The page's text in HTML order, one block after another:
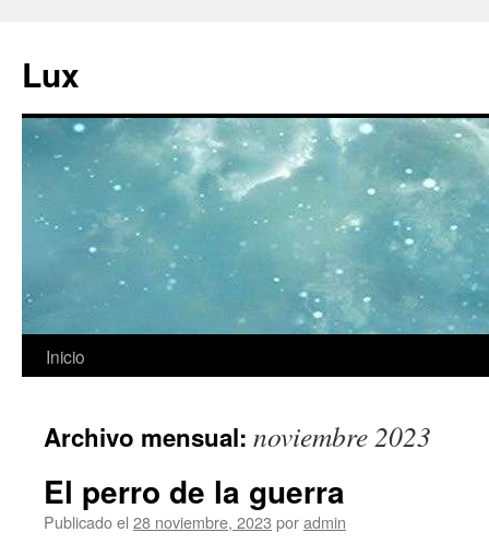
contenido
Lux
Inicio
Archivo mensual: noviembre 2023
El perro de la guerra
Publicado el 28 noviembre, 2023 poradmin